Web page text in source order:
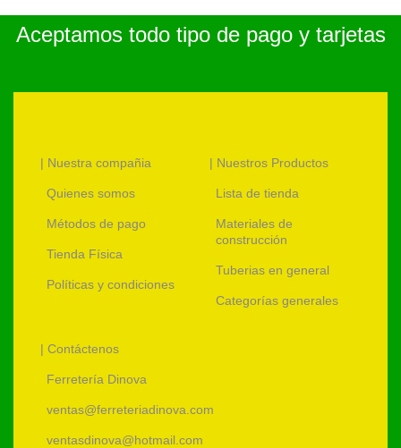
Aceptamos todo tipo de pago y tarjetas
| Nuestra compañia
Quienes somos
Métodos de pago
Tienda Física
Políticas y condiciones
| Nuestros Productos
Lista de tienda
Materiales de
construcción
Tuberias en general
Categorías generales
| Contáctenos
Ferretería Dinova
ventas@ferreteriadinova.com
ventasdinova@hotmail.com